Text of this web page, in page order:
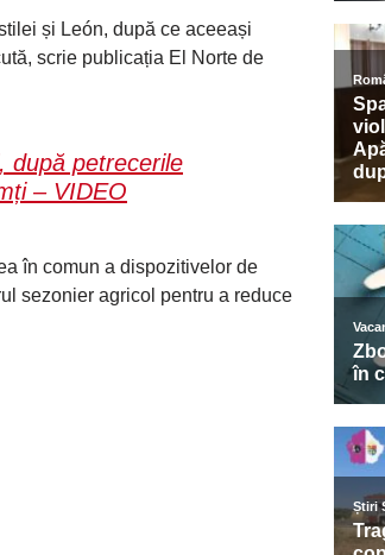
și León, după ce aceeași
scrie publicația El Norte de
după petrecerile
– VIDEO
în comun a dispozitivelor de
sezonier agricol pentru a reduce